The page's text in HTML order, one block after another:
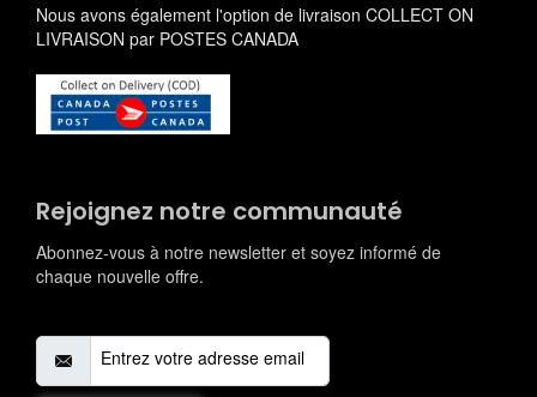
Nous avons également l'option de livraison COLLECT ON
LIVRAISON par POSTES CANADA
Rejoignez notre communauté
Abonnez-vous à notre newsletter et soyez informé de
chaque nouvelle offre.